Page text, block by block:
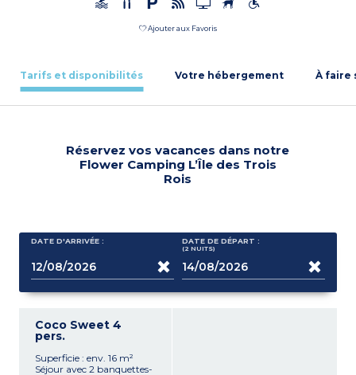
Ajouter aux Favoris
Tarifs et disponibilités Votre hébergement À faire
Réservez vos vacances dans notre
Flower Camping L’Île des Trois
Rois
DATE D'ARRIVÉE : DATE DE DÉPART :
(2 NUITS)
Coco Sweet 4
pers.
Superficie : env. 16 m²
Séjour avec 2 banquettes-